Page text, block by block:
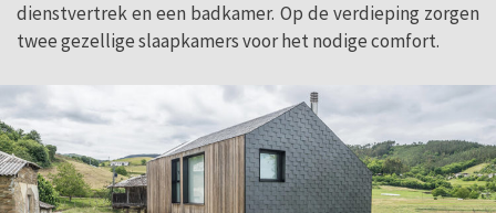
dienstvertrek en een badkamer. Op de verdieping zorgen
twee gezellige slaapkamers voor het nodige comfort.